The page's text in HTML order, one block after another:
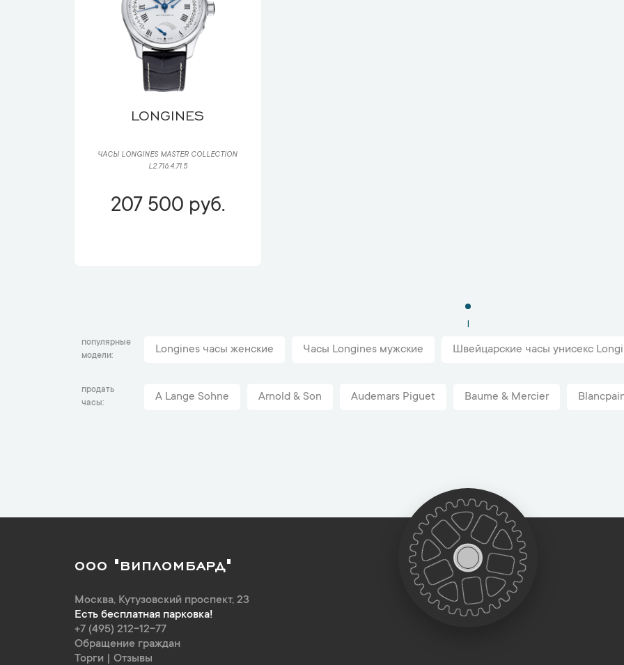
LONGINES
ЧАСЫ LONGINES MASTER COLLECTION
L2.716.4.71.5
207 500 руб.
1
популярные
модели
Longines часы женские Часы Longines мужские Швейцарские часы унисекс
продать
часы
A Lange Sohne Arnold & Son Audemars Piguet Baume & Mercier
ООО "ВИПЛОМБАРД"
Москва, Кутузовский проспект, 23
Есть бесплатная парковка!
+7 (495) 212-12-77
Обращение граждан
Торги
Отзывы